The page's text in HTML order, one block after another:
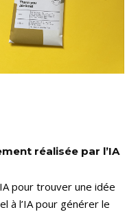
réalisée par l’IA
pour trouver une idée
à l’IA pour générer le